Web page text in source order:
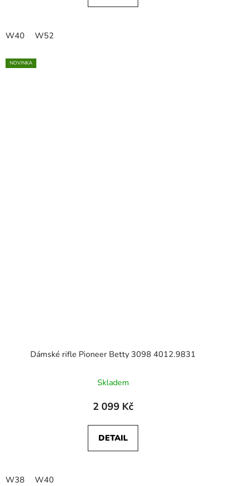
W40 W52
NOVINKA
Dámské rifle Pioneer Betty 3098 4012.9831
Skladem
2 099 Kč
DETAIL
W38 W40